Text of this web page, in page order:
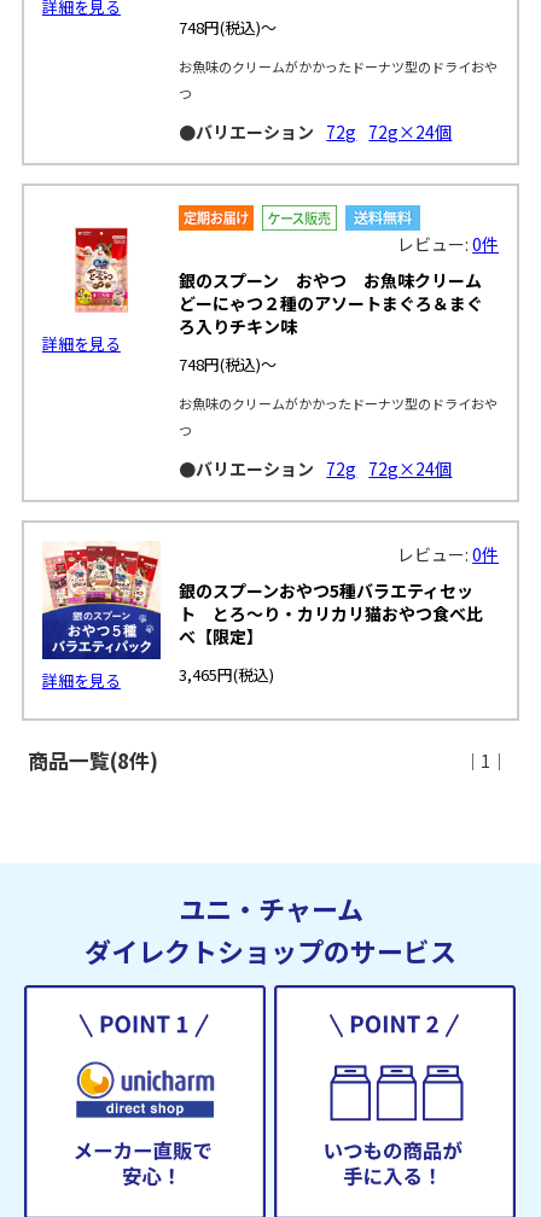
詳細を見る
748円(税込)～
お魚味のクリームがかかったドーナツ型のドライおや
つ
●バリエーション 72g 72g×24個
詳細を見る
レビュー:0件
銀のスプーン おやつ お魚味クリーム
どーにゃつ２種のアソートまぐろ＆まぐ
ろ入りチキン味
748円(税込)～
お魚味のクリームがかかったドーナツ型のドライおや
つ
●バリエーション 72g 72g×24個
詳細を見る
レビュー:0件
銀のスプーンおやつ5種バラエティセッ
ト とろ〜り・カリカリ猫おやつ食べ比
べ【限定】
3,465円(税込)
商品一覧(8件) ｜1｜
ユニ・チャーム
ダイレクトショップのサービス